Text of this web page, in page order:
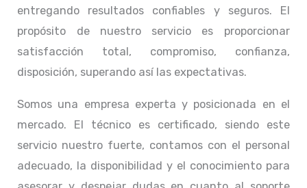
entregando resultados confiables y seguros. El
propósito de nuestro servicio es proporcionar
satisfacción total, compromiso, confianza,
disposición, superando así las expectativas.
Somos una empresa experta y posicionada en el
mercado. El técnico es certificado, siendo este
servicio nuestro fuerte, contamos con el personal
adecuado, la disponibilidad y el conocimiento para